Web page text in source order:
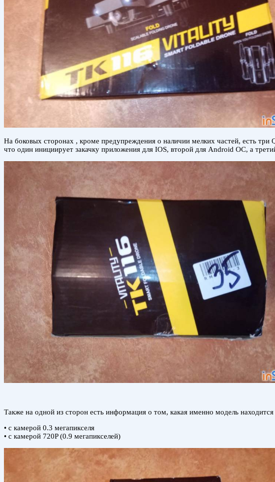
На боковых сторонах , кроме предупреждения о наличии мелких частей, есть
что один инициирует закачку приложения для IOS, второй для Android ОС, а
Также на одной из сторон есть информация о том, какая именно модель находится
• с камерой 0.3 мегапикселя
• с камерой 720P (0.9 мегапикселей)